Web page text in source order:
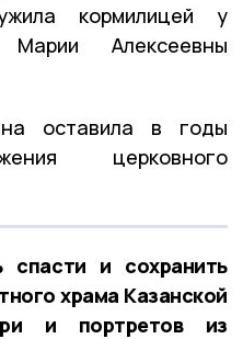
кормилицей у
Алексеевны
оставила в годы
церковного
и сохранить
храма Казанской
и портретов из